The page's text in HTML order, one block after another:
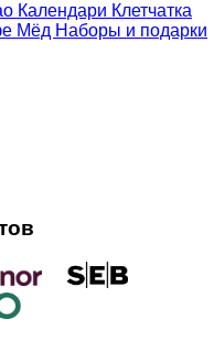
Календари Клетчатка
Мёд Наборы и подарки